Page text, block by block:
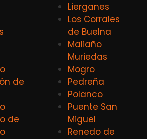
de
de
Lierganes
Los Corrales
de Buelna
Maliaño
Muriedas
Mogro
Pedreña
Polanco
Puente San
Miguel
Renedo de